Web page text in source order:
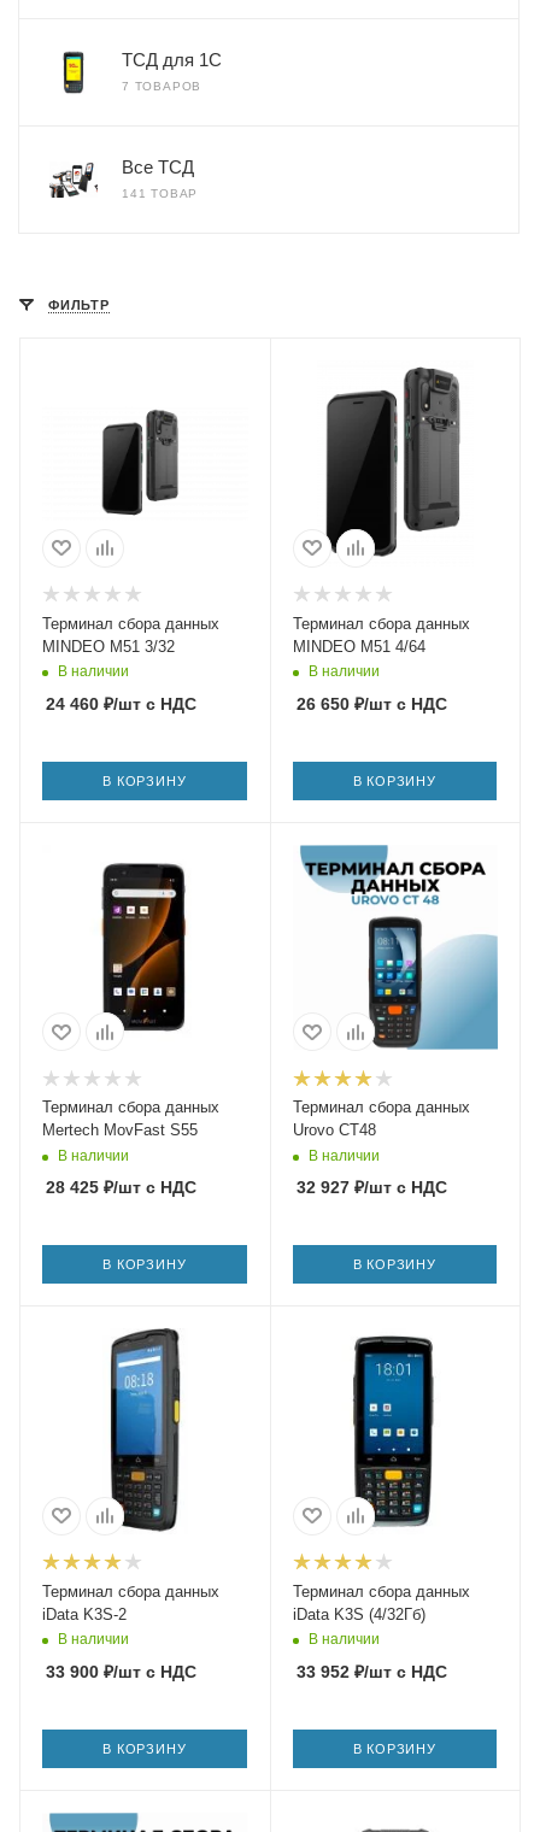
ТСД для 1С
7 ТОВАРОВ
Все ТСД
141 ТОВАР
ФИЛЬТР
Терминал сбора данных
MINDEO M51 3/32
В наличии
24 460 ₽/шт с НДС
В КОРЗИНУ
Терминал сбора данных
MINDEO M51 4/64
В наличии
26 650₽/штс НДС
В КОРЗИНУ
Терминал сбора данных
Mertech MovFast S55
В наличии
28 425 ₽/шт с НДС
В КОРЗИНУ
Терминал сбора данных
Urovo CT48
В наличии
32 927₽/штс НДС
В КОРЗИНУ
Терминал сбора данных
iData K3S-2
В наличии
33 900 ₽/шт с НДС
В КОРЗИНУ
Терминал сбора данных
iData K3S (4/32Гб)
В наличии
33 952₽/штс НДС
В КОРЗИНУ